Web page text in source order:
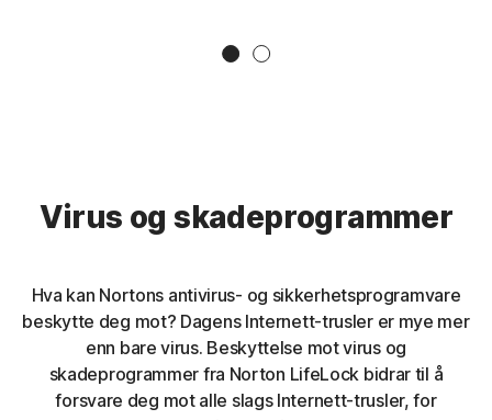
Slide 1 Slide 2
Virus og skadeprogrammer
Hva kan Nortons antivirus- og sikkerhetsprogramvare
beskytte deg mot? Dagens Internett-trusler er mye mer
enn bare virus. Beskyttelse mot virus og
skadeprogrammer fra Norton LifeLock bidrar til å
forsvare deg mot alle slags Internett-trusler, for